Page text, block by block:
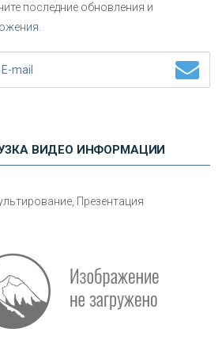
Нетворкинг для предпринимателей
авто
последние обновления и
ВИДЕО ИНФОРМАЦИИ
Презентация